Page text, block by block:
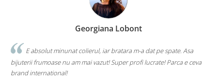
Georgiana Lobont
E absolut minunat colierul, iar bratara m-a dat pe spate. Asa
bijuterii frumoase nu am mai vazut! Super profi lucrate! Parca e ceva
brand international!